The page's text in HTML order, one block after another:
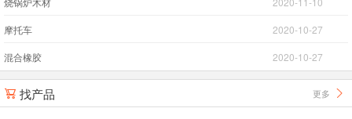
摩托车 2020-10-27
混合橡胶 2020-10-27
 找产品 更多 